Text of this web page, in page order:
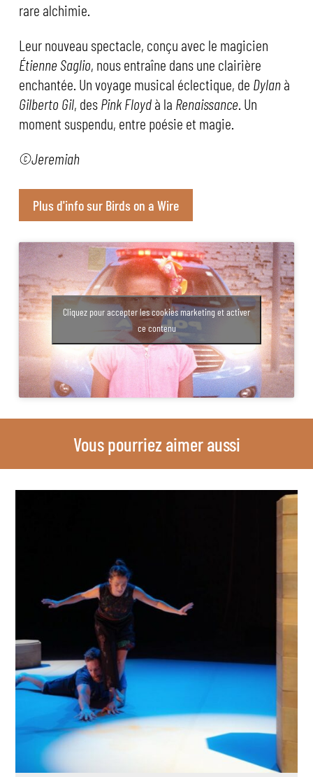
rare alchimie.
Leur nouveau spectacle, conçu avec le magicien
Étienne Saglio, nous entraîne dans une clairière
enchantée. Un voyage musical éclectique, de Dylanà
Gilberto Gil, desPink Floydà la Renaissance . Un
moment suspendu, entre poésie et magie.
©Jeremiah
Plus d'info sur Birds on a Wire
Cliquez pour accepter les cookies marketing et activer
ce contenu
Vous pourriez aimer aussi